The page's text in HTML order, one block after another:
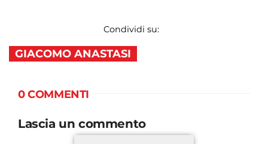
Condividi su:
GIACOMO ANASTASI
0 COMMENTI
Lascia un commento